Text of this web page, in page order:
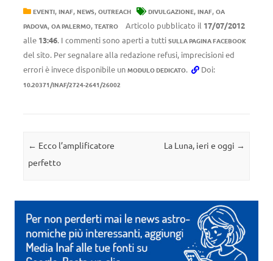
EVENTI, INAF, NEWS, OUTREACH DIVULGAZIONE, INAF, OA
PADOVA, OA PALERMO, TEATRO Articolo pubblicato il 17/07/2012
alle 13:46. I commenti sono aperti a tutti SULLA PAGINA FACEBOOK
del sito. Per segnalare alla redazione refusi, imprecisioni ed
errori è invece disponibile un MODULO DEDICATO. Doi:
10.20371/INAF/2724-2641/26002
Navigazione articolo
← Ecco l’amplificatore
perfetto
La Luna, ieri e oggi →